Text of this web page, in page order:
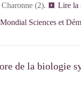
(2).
Lire
Sciences et
de la biologie